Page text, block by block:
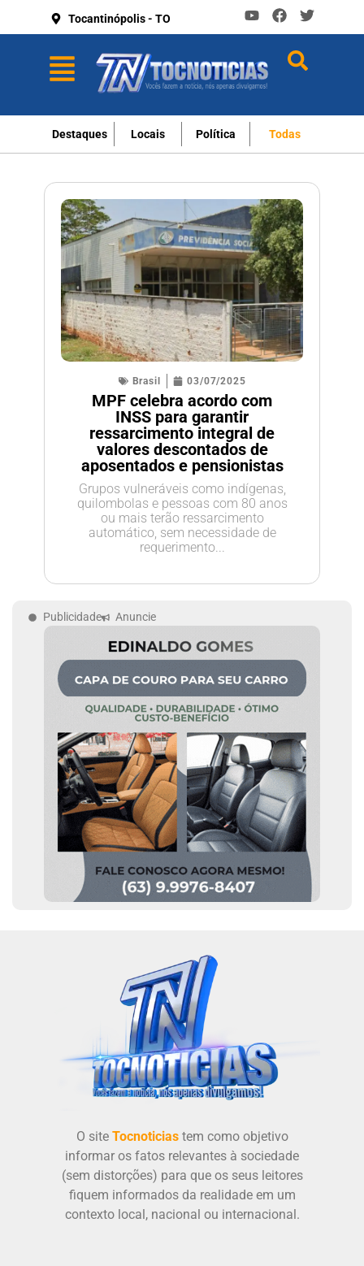
Tocantinópolis - TO
Destaques Locais Política Todas
Brasil 03/07/2025
MPF celebra acordo com
INSS para garantir
ressarcimento integral de
valores descontados de
aposentados e pensionistas
Grupos vulneráveis como indígenas,
quilombolas e pessoas com 80 anos
ou mais terão ressarcimento
automático, sem necessidade de
requerimento...
Publicidade Anuncie
O site Tocnoticiastem como objetivo
informar os fatos relevantes à sociedade
(sem distorções) para que os seus leitores
fiquem informados da realidade em um
contexto local, nacional ou internacional.